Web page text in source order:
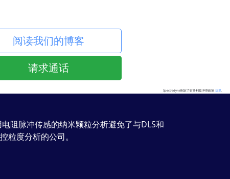
阅读我们的博客
请求通话
Spectradyne制定了财务利益冲突政策 这里.
阻脉冲传感的纳米颗粒分析避免了与DLS和
度分析的公司。